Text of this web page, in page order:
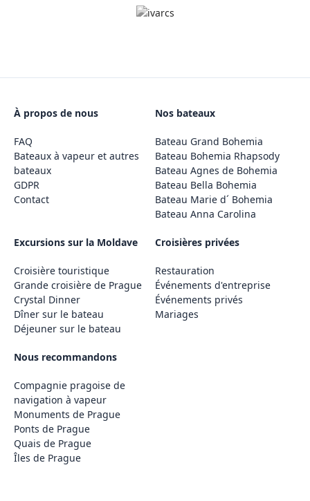
À propos de nous
FAQ
Bateaux à vapeur et autres
bateaux
GDPR
Contact
Nos bateaux
Bateau Grand Bohemia
Bateau Bohemia Rhapsody
Bateau Agnes de Bohemia
Bateau Bella Bohemia
Bateau Marie d´ Bohemia
Bateau Anna Carolina
Excursions sur la Moldave
Croisière touristique
Grande croisière de Prague
Crystal Dinner
Dîner sur le bateau
Déjeuner sur le bateau
Croisières privées
Restauration
Événements d'entreprise
Événements privés
Mariages
Nous recommandons
Compagnie pragoise de
navigation à vapeur
Monuments de Prague
Ponts de Prague
Quais de Prague
Îles de Prague